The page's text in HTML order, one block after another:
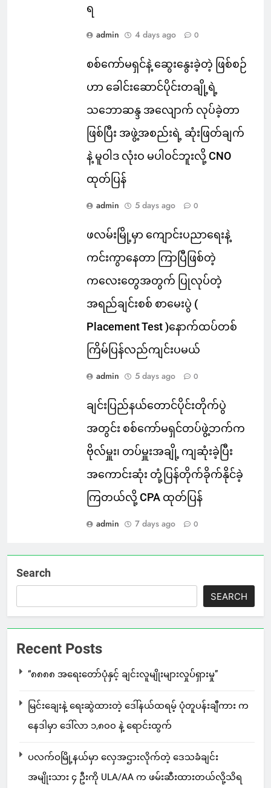
ရ
admin 4 days ago 0
စစ်ကော်မရှင်နဲ့ ဆွေးနွေးခဲ့တဲ့ ဖြစ်စဉ်
ဟာ ခေါင်းဆောင်ပိုင်းတချို့ရဲ့
သဘောဆန္ဒ အလျောက် လုပ်ခဲ့တာ
ဖြစ်ပြီး အဖွဲ့အစည်းရဲ့ ဆုံးဖြတ်ချက်
နဲ့ မူဝါဒ လုံးဝ မပါဝင်ဘူးလို့ CNO
ထုတ်ပြန်
admin 5 days ago 0
ဖလမ်းမြို့မှာ ကျောင်းပညာရေးနဲ့
ကင်းကွာနေတာ ကြာပြီဖြစ်တဲ့
ကလေးတွေအတွက် ပြုလုပ်တဲ့
အရည်ချင်းစစ် စာမေးပွဲ (
Placement Test )နောက်ထပ်တစ်
ကြိမ်ပြန်လည်ကျင်းပမယ်
admin 5 days ago 0
ချင်းပြည်နယ်တောင်ပိုင်းတိုက်ပွဲ
အတွင်း စစ်ကော်မရှင်တပ်ဖွဲ့ဘက်က
ဗိုလ်မှူး၊ တပ်မှူးအချို့ ကျဆုံးခဲ့ပြီး
အကောင်းဆုံး တုံ့ပြန်တိုက်ခိုက်နိုင်ခဲ့
ကြတယ်လို့ CPA ထုတ်ပြန်
admin 7 days ago 0
Search
SEARCH
Recent Posts
“၈၈၈၈ အရေးတော်ပုံနှင့် ချင်းလူမျိုးများလှုပ်ရှားမှု”
မြင်းချေးနဲ့ ရေးဆွဲထားတဲ့ ဒေါ်နယ်ထရမ့် ပုံတူပန်းချီကား က
နေဒါမှာ ဒေါ်လာ ၁,၈၀၀ နဲ့ ရောင်းထွက်
ပလက်ဝမြို့နယ်မှာ လှေအဌားလိုက်တဲ့ ဒေသခံချင်း
အမျိုးသား ၄ ဦးကို ULA/AA က ဖမ်းဆီးထားတယ်လို့သိရ